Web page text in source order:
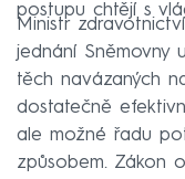
postupu chtějí s
Ministr
jednání Sněmovny
těch navázaných
dostatečně
ale možné řadu
způsobem. Zákon